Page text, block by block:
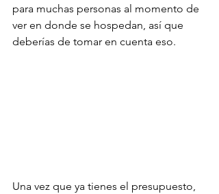
para muchas personas al momento de
ver en donde se hospedan, así que
deberías de tomar en cuenta eso.
Una vez que ya tienes el presupuesto,